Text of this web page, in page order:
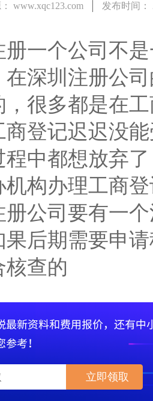
www.xqc123.com 发布时间：
册一个公司不
在深圳注册公
很多都是在
商登记迟迟没
程中都想放弃
机构办理工商
册公司要有一
后期需要申
核查的
立即领取